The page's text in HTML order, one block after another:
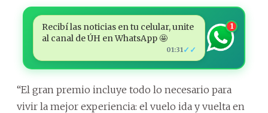
Recibí las noticias en tu celular, unite
al canal de ÚH en WhatsApp 🤩
01:31 ✓✓
1
“El gran premio incluye todo lo necesario para
vivir la mejor experiencia: el vuelo ida y vuelta en